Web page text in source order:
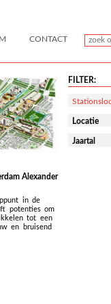
CONTACT
Alexander
in de
potenties om
tot een
en bruisend
FILTER:
Locatie
Jaartal